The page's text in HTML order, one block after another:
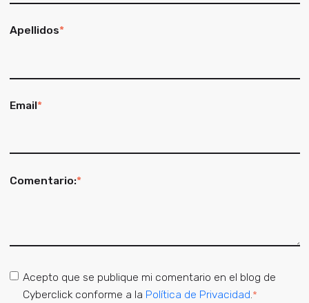
Apellidos*
Email*
Comentario:*
Acepto que se publique mi comentario en el blog de
Cyberclick conforme a la Política de Privacidad.*